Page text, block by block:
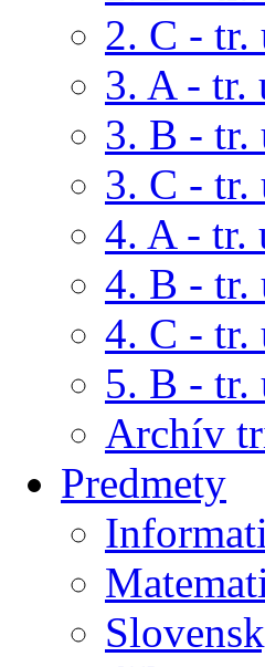
2. C - tr.
3. A - tr.
3. B - tr.
3. C - tr.
4. A - tr.
4. B - tr.
4. C - tr.
5. B - tr.
Archív
Predmety